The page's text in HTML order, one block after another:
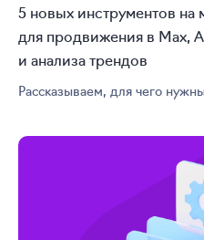
5 новых инструментов на
для продвижения в Max,
и анализа трендов
Рассказываем, для чего